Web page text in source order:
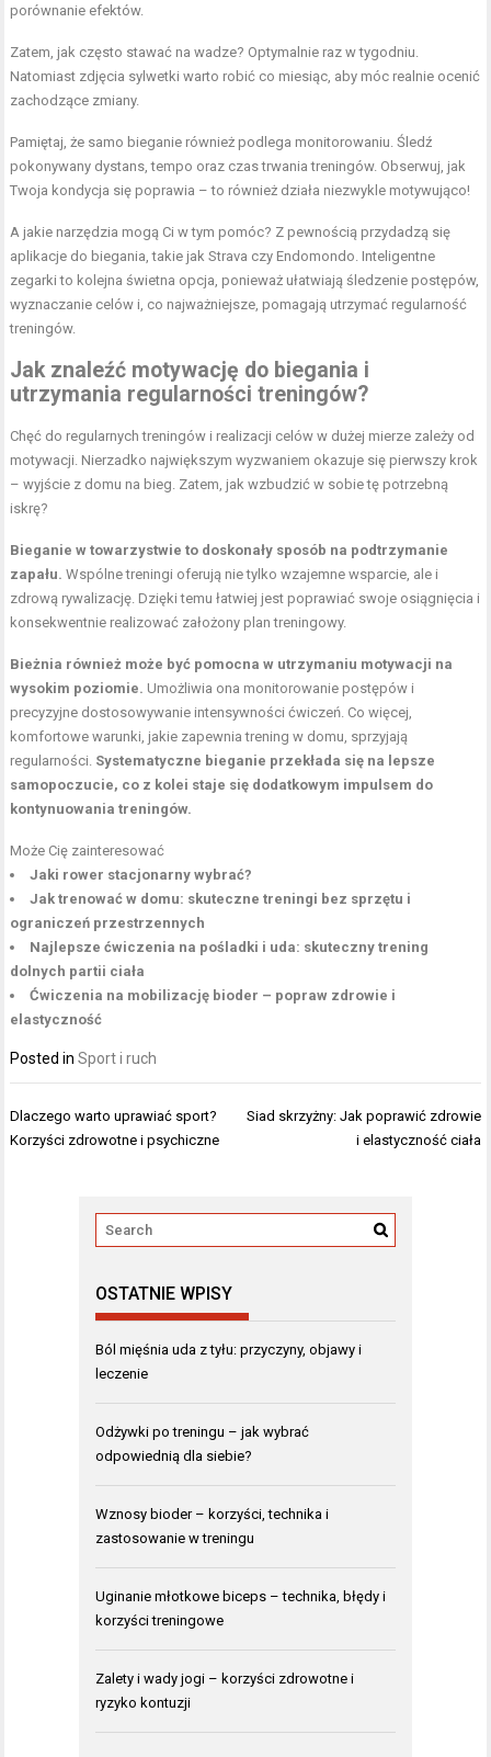
porównanie efektów.
Zatem, jak często stawać na wadze? Optymalnie raz w tygodniu.
Natomiast zdjęcia sylwetki warto robić co miesiąc, aby móc realnie ocenić
zachodzące zmiany.
Pamiętaj, że samo bieganie również podlega monitorowaniu. Śledź
pokonywany dystans, tempo oraz czas trwania treningów. Obserwuj, jak
Twoja kondycja się poprawia – to również działa niezwykle motywująco!
A jakie narzędzia mogą Ci w tym pomóc? Z pewnością przydadzą się
aplikacje do biegania, takie jak Strava czy Endomondo. Inteligentne
zegarki to kolejna świetna opcja, ponieważ ułatwiają śledzenie postępów,
wyznaczanie celów i, co najważniejsze, pomagają utrzymać regularność
treningów.
Jak znaleźć motywację do biegania i
utrzymania regularności treningów?
Chęć do regularnych treningów i realizacji celów w dużej mierze zależy od
motywacji. Nierzadko największym wyzwaniem okazuje się pierwszy krok
– wyjście z domu na bieg. Zatem, jak wzbudzić w sobie tę potrzebną
iskrę?
Bieganie w towarzystwie to doskonały sposób na podtrzymanie
zapału. Wspólne treningi oferują nie tylko wzajemne wsparcie, ale i
zdrową rywalizację. Dzięki temu łatwiej jest poprawiać swoje osiągnięcia i
konsekwentnie realizować założony plan treningowy.
Bieżnia również może być pomocna w utrzymaniu motywacji na
wysokim poziomie. Umożliwia ona monitorowanie postępów i
precyzyjne dostosowywanie intensywności ćwiczeń. Co więcej,
komfortowe warunki, jakie zapewnia trening w domu, sprzyjają
regularności. Systematyczne bieganie przekłada się na lepsze
samopoczucie, co z kolei staje się dodatkowym impulsem do
kontynuowania treningów.
Może Cię zainteresować
Jaki rower stacjonarny wybrać?
Jak trenować w domu: skuteczne treningi bez sprzętu i
ograniczeń przestrzennych
Najlepsze ćwiczenia na pośladki i uda: skuteczny trening
dolnych partii ciała
Ćwiczenia na mobilizację bioder – popraw zdrowie i
elastyczność
Posted inSport i ruch
Nawigacja
wpisu
Dlaczego warto uprawiać sport?
Korzyści zdrowotne i psychiczne
Siad skrzyżny: Jak poprawić zdrowie
i elastyczność ciała
OSTATNIE WPISY
Ból mięśnia uda z tyłu: przyczyny, objawy i
leczenie
Odżywki po treningu – jak wybrać
odpowiednią dla siebie?
Wznosy bioder – korzyści, technika i
zastosowanie w treningu
Uginanie młotkowe biceps – technika, błędy i
korzyści treningowe
Zalety i wady jogi – korzyści zdrowotne i
ryzyko kontuzji